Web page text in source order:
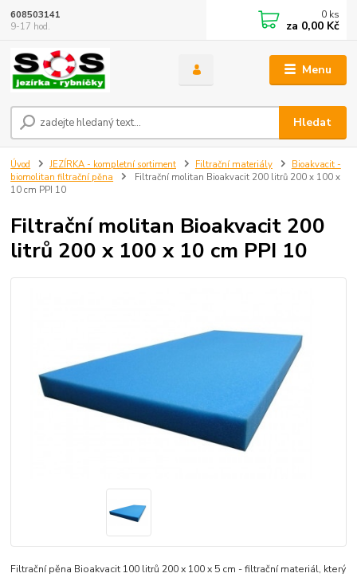
Menu
Hledat
608503141
9-17 hod.
0 ks
za 0,00 Kč
Úvod JEZÍRKA - kompletní sortiment Filtrační materiály
Bioakvacit -
biomolitan filtrační pěna
Filtrační molitan Bioakvacit 200 litrů 200 x 100 x
10 cm PPI 10
Filtrační molitan Bioakvacit 200
litrů 200 x 100 x 10 cm PPI 10
Filtrační pěna Bioakvacit 100 litrů 200 x 100 x 5 cm - filtrační materiál, který